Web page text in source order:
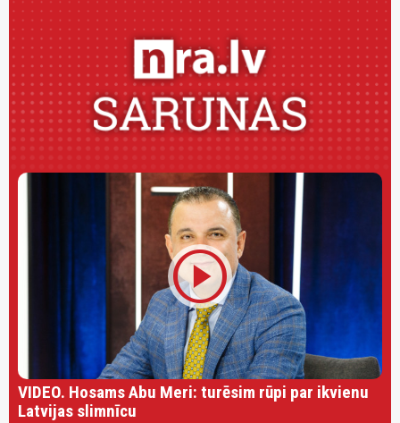
play_circle
VIDEO. Hosams Abu Meri: turēsim rūpi par ikvienu
Latvijas slimnīcu